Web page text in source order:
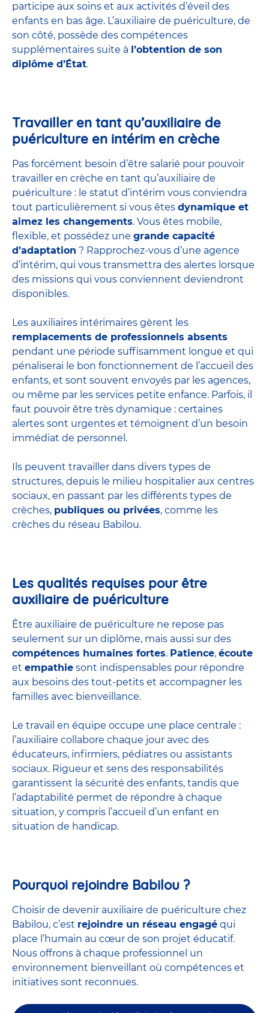
participe aux soins et aux activités d’éveil des
enfants en bas âge. L’auxiliaire de puériculture, de
son côté, possède des compétences
supplémentaires suite à l’obtention de son
diplôme d’État.
Travailler en tant qu’auxiliaire de
puériculture en intérim en crèche
Pas forcément besoin d’être salarié pour pouvoir
travailler en crèche en tant qu’auxiliaire de
puériculture : le statut d’intérim vous conviendra
tout particulièrement si vous êtes dynamique et
aimez les changements. Vous êtes mobile,
flexible, et possédez une grande capacité
d’adaptation ? Rapprochez-vous d’une agence
d’intérim, qui vous transmettra des alertes lorsque
des missions qui vous conviennent deviendront
disponibles.
Les auxiliaires intérimaires gèrent les
remplacements de professionnels absents
pendant une période suffisamment longue et qui
pénaliserai le bon fonctionnement de l’accueil des
enfants, et sont souvent envoyés par les agences,
ou même par les services petite enfance. Parfois, il
faut pouvoir être très dynamique : certaines
alertes sont urgentes et témoignent d’un besoin
immédiat de personnel.
Ils peuvent travailler dans divers types de
structures, depuis le milieu hospitalier aux centres
sociaux, en passant par les différents types de
crèches, publiques ou privées, comme les
crèches du réseau Babilou.
Les qualités requises pour être
auxiliaire de puériculture
Être auxiliaire de puériculture ne repose pas
seulement sur un diplôme, mais aussi sur des
compétences humaines fortes. Patience, écoute
et empathie sont indispensables pour répondre
aux besoins des tout-petits et accompagner les
familles avec bienveillance.
Le travail en équipe occupe une place centrale :
l’auxiliaire collabore chaque jour avec des
éducateurs, infirmiers, pédiatres ou assistants
sociaux. Rigueur et sens des responsabilités
garantissent la sécurité des enfants, tandis que
l’adaptabilité permet de répondre à chaque
situation, y compris l’accueil d’un enfant en
situation de handicap.
Pourquoi rejoindre Babilou ?
Choisir de devenir auxiliaire de puériculture chez
Babilou, c’est rejoindre un réseau engagé qui
place l’humain au cœur de son projet éducatif.
Nous offrons à chaque professionnel un
environnement bienveillant où compétences et
initiatives sont reconnues.